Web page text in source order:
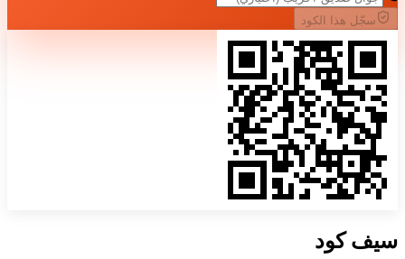
سجّل هذا الكود
سيفكود